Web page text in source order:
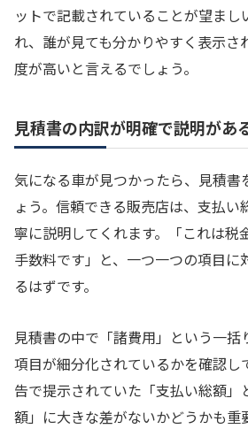
ットで記載されていることが望まし
れ、誰が見ても分かりやすく表示さ
度が高いと言えるでしょう。
見積書の内訳が明確で説明があ
気になる車が見つかったら、見積書
ょう。信頼できる販売店は、支払い
寧に説明してくれます。「これは税
手数料です」と、一つ一つの項目に
るはずです。
見積書の中で「諸費用」という一括
項目が細分化されているかを確認し
告で提示されていた「支払い総額」
額」に大きな差がないかどうかも重